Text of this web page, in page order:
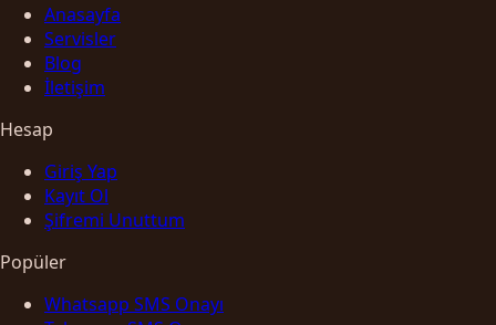
Anasayfa
Servisler
Blog
İletişim
Hesap
Giriş Yap
Kayıt Ol
Şifremi Unuttum
Popüler
Whatsapp SMS Onayı